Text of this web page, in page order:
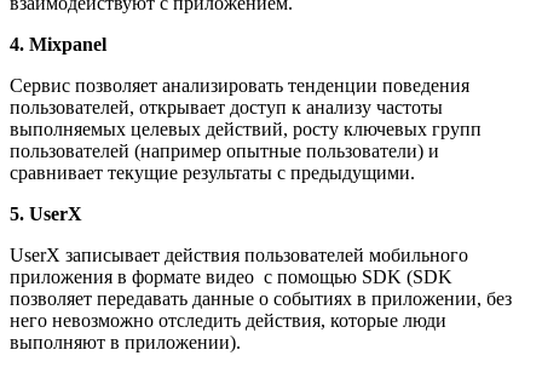
4. Mixpanel
Сервис позволяет анализировать тенденции поведения
пользователей, открывает доступ к анализу частоты
выполняемых целевых действий, росту ключевых групп
пользователей (например опытные пользователи) и
сравнивает текущие результаты с предыдущими.
5. UserX
UserX записывает действия пользователей мобильного
приложения в формате видео с помощью SDK (SDK
позволяет передавать данные о событиях в приложении, без
него невозможно отследить действия, которые люди
выполняют в приложении).